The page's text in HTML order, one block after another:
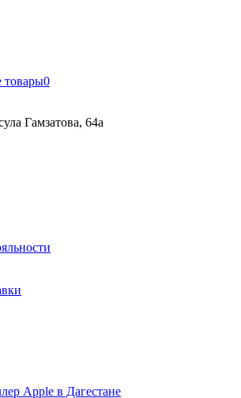
товары0
Гамзатова, 64а